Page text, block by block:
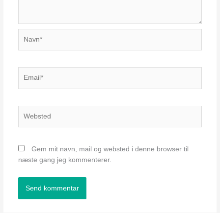
Gem mit navn, mail og websted i denne browser til
næste gang jeg kommenterer.